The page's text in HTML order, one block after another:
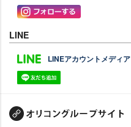
LINE
LINEアカウントメディア